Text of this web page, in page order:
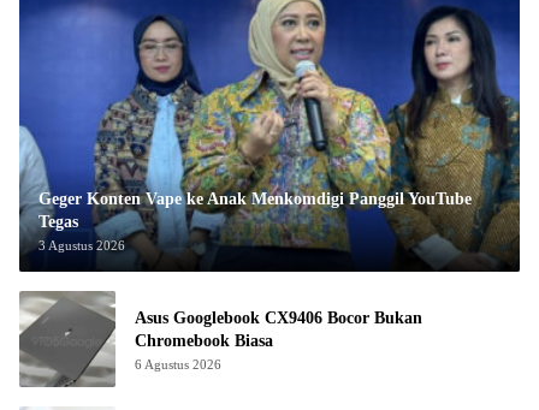
Geger Konten Vape ke Anak Menkomdigi Panggil YouTube
Tegas
3 Agustus 2026
Asus Googlebook CX9406 Bocor Bukan
Chromebook Biasa
6 Agustus 2026